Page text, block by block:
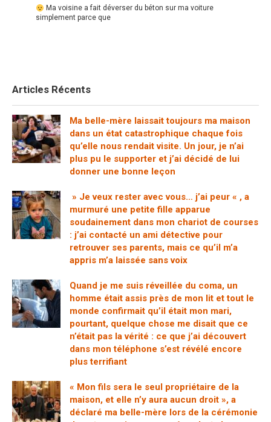
Ma voisine a fait déverser du béton sur ma voiture
simplement parce que
Articles Récents
Ma belle-mère laissait toujours ma maison
dans un état catastrophique chaque fois
qu’elle nous rendait visite. Un jour, je n’ai
plus pu le supporter et j’ai décidé de lui
donner une bonne leçon
» Je veux rester avec vous… j’ai peur « , a
murmuré une petite fille apparue
soudainement dans mon chariot de courses
: j’ai contacté un ami détective pour
retrouver ses parents, mais ce qu’il m’a
appris m’a laissée sans voix
Quand je me suis réveillée du coma, un
homme était assis près de mon lit et tout le
monde confirmait qu’il était mon mari,
pourtant, quelque chose me disait que ce
n’était pas la vérité : ce que j’ai découvert
dans mon téléphone s’est révélé encore
plus terrifiant
« Mon fils sera le seul propriétaire de la
maison, et elle n’y aura aucun droit », a
déclaré ma belle-mère lors de la cérémonie